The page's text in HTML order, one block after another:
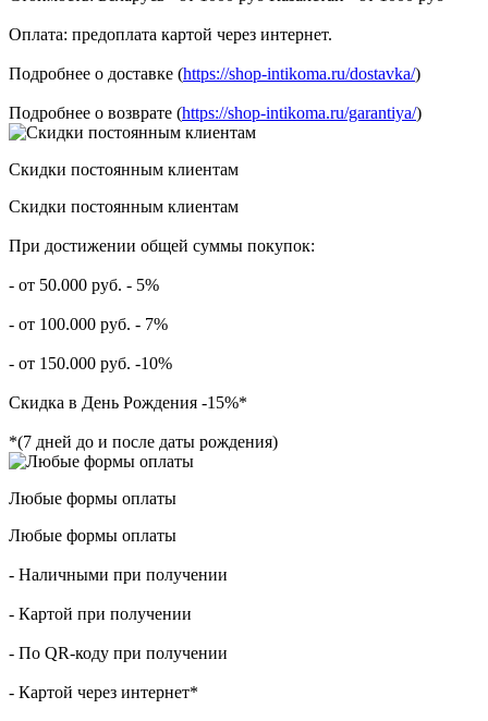
Оплата: предоплата картой через интернет.
Подробнее о доставке (https://shop-intikoma.ru/dostavka/)
Подробнее о возврате (https://shop-intikoma.ru/garantiya/)
Скидки постоянным клиентам
Скидки постоянным клиентам
При достижении общей суммы покупок:
- от 50.000 руб. - 5%
- от 100.000 руб. - 7%
- от 150.000 руб. -10%
Скидка в День Рождения -15%*
*(7 дней до и после даты рождения)
Любые формы оплаты
Любые формы оплаты
- Наличными при получении
- Картой при получении
- По QR-коду при получении
- Картой через интернет*